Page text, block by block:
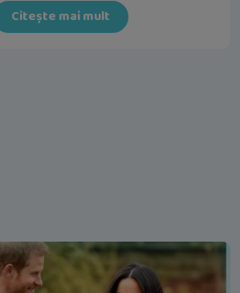
Citește mai mult